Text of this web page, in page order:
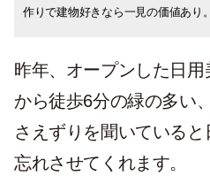
作りで建物好きなら一見の価値あり。
つです。
昨年、オープンした日
から徒歩6分の緑の多い
さえずりを聞いている
忘れさせてくれます。